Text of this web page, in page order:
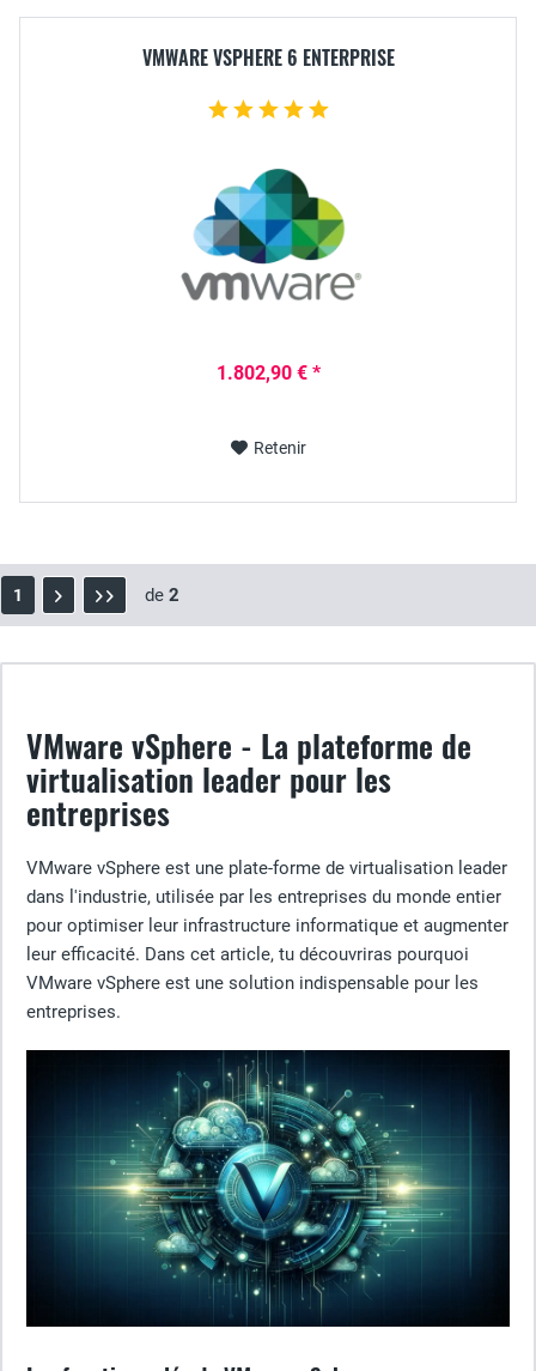
VMWARE VSPHERE 6 ENTERPRISE
1.802,90 € *
Retenir
1 de 2
VMware vSphere - La plateforme de
virtualisation leader pour les
entreprises
VMware vSphere est une plate-forme de virtualisation leader
dans l'industrie, utilisée par les entreprises du monde entier
pour optimiser leur infrastructure informatique et augmenter
leur efficacité. Dans cet article, tu découvriras pourquoi
VMware vSphere est une solution indispensable pour les
entreprises.